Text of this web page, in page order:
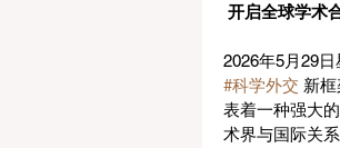
开启全球学术
2026年5月29
#科学外交 新
表着一种强大
术界与国际关